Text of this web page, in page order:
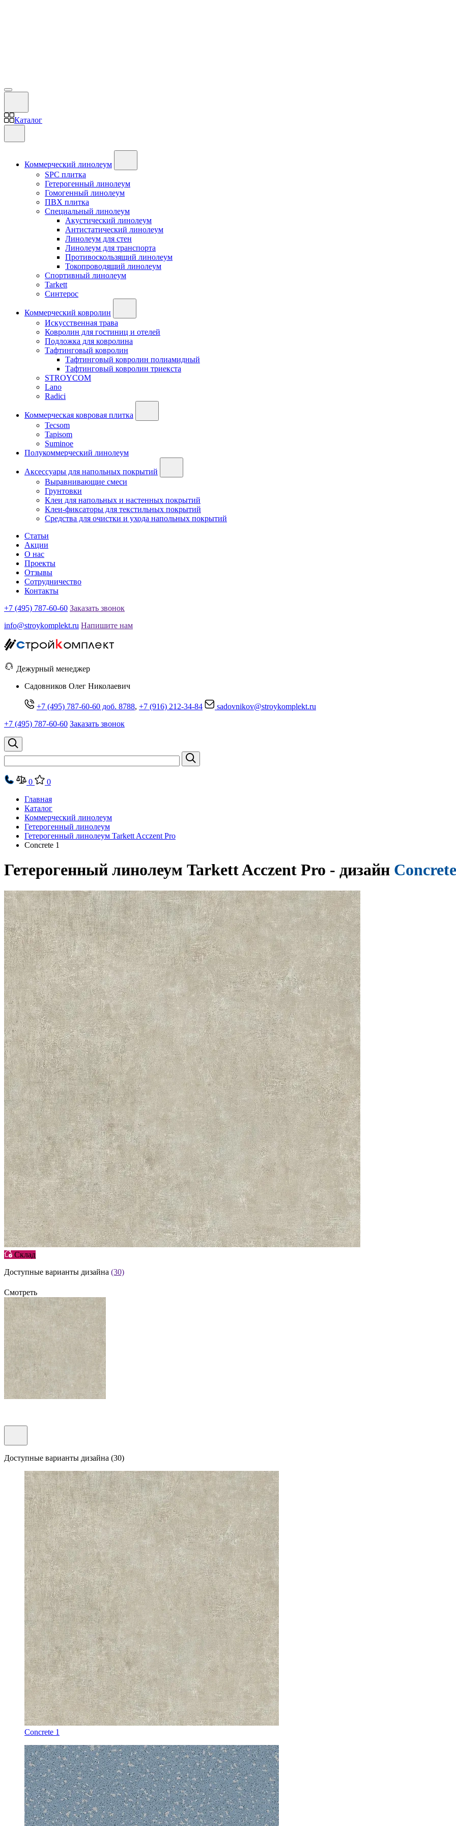
Каталог
Коммерческий линолеум
SPC плитка
Гетерогенный линолеум
Гомогенный линолеум
ПВХ плитка
Специальный линолеум
Акустический линолеум
Антистатический линолеум
Линолеум для стен
Линолеум для транспорта
Противоскользящий линолеум
Токопроводящий линолеум
Спортивный линолеум
Tarkett
Синтерос
Коммерческий ковролин
Искусственная трава
Ковролин для гостиниц и отелей
Подложка для ковролина
Тафтинговый ковролин
Тафтинговый ковролин полиамидный
Тафтинговый ковролин триекста
STROYCOM
Lano
Radici
Коммерческая ковровая плитка
Tecsom
Tapisom
Suminoe
Полукоммерческий линолеум
Аксессуары для напольных покрытий
Выравнивающие смеси
Грунтовки
Клеи для напольных и настенных покрытий
Клеи-фиксаторы для текстильных покрытий
Средства для очистки и ухода напольных покрытий
Статьи
Акции
О нас
Проекты
Отзывы
Сотрудничество
Контакты
+7 (495) 787-60-60 Заказать звонок
info@stroykomplekt.ru Напишите нам
Дежурный менеджер
Cадовников Олег Николаевич
+7 (495) 787-60-60 доб. 8788, +7 (916) 212-34-84
sadovnikov@stroykomplekt.ru
+7 (495) 787-60-60 Заказать звонок
0
0
Главная
Каталог
Коммерческий линолеум
Гетерогенный линолеум
Гетерогенный линолеум Tarkett Acczent Pro
Concrete 1
Гетерогенный линолеум Tarkett Acczent Pro - дизайн
Склад
Доступные варианты дизайна (30)
Смотреть
Доступные варианты дизайна (30)
Concrete 1